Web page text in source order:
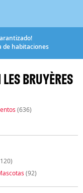
de habitaciones
BRUYÈRES
(636)
(92)